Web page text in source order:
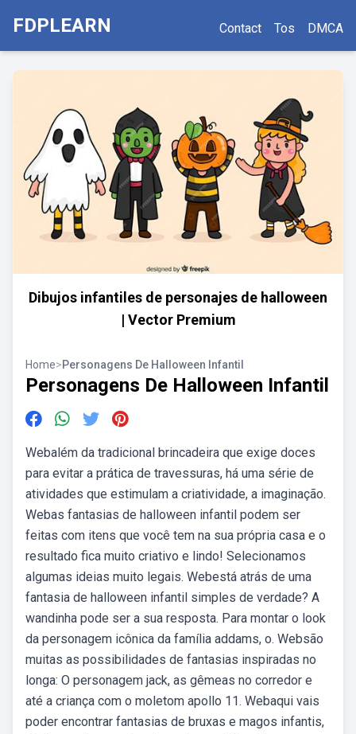
FDPLEARN Contact Tos DMCA
Dibujos infantiles de personajes de halloween
| Vector Premium
Home>Personagens De Halloween Infantil
Personagens De Halloween Infantil
Webalém da tradicional brincadeira que exige doces
para evitar a prática de travessuras, há uma série de
atividades que estimulam a criatividade, a imaginação.
Webas fantasias de halloween infantil podem ser
feitas com itens que você tem na sua própria casa e o
resultado fica muito criativo e lindo! Selecionamos
algumas ideias muito legais. Webestá atrás de uma
fantasia de halloween infantil simples de verdade? A
wandinha pode ser a sua resposta. Para montar o look
da personagem icônica da família addams, o. Websão
muitas as possibilidades de fantasias inspiradas no
longa: O personagem jack, as gêmeas no corredor e
até a criança com o moletom apollo 11. Webaqui vais
poder encontrar fantasias de bruxas e magos infantis,